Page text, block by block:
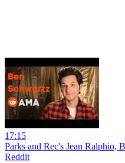
17:15
Parks and Rec's Jean Ralphio,
Reddit